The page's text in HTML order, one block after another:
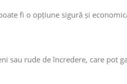
fi o opțiune sigură și
sau rude de încredere, care pot